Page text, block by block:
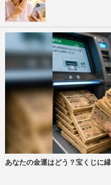
あなたの金運はどう？宝くじに